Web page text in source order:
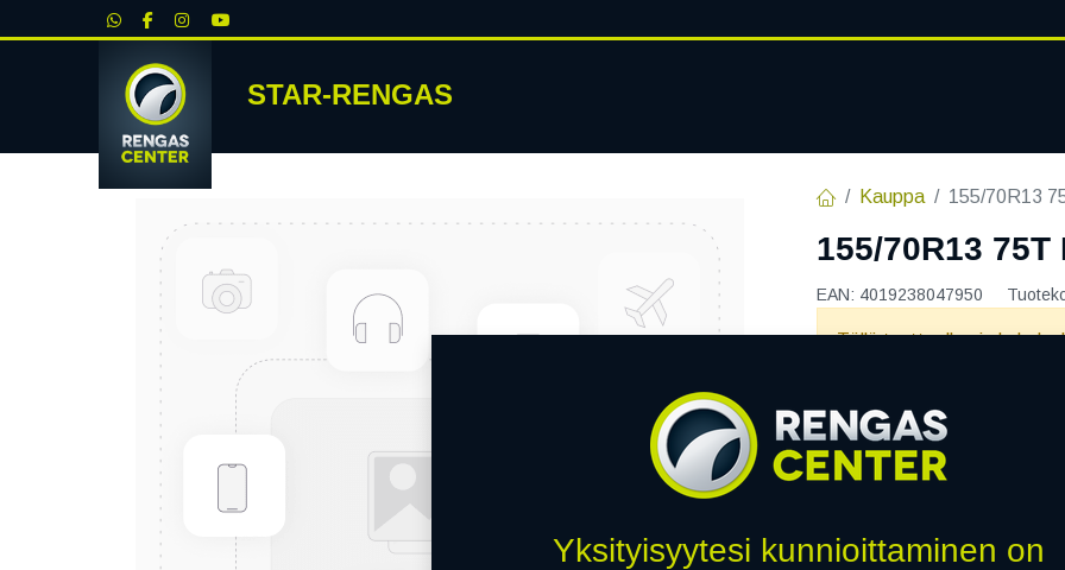
STAR-RENGAS
Kauppa 155/70R13
155/70R13 75T
EAN: 4019238047950
Tällä tuotteella ei ole
Jaa
Toimitusehdot
Yksityisyytesi kunnioittaminen on